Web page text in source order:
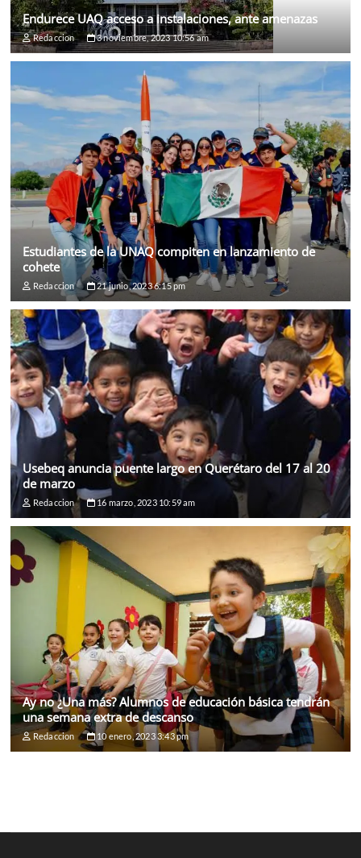
Endurece UAQ acceso a instalaciones, ante amenazas
Redaccion 3 noviembre, 2023 10:56 am
Estudiantes de la UNAQ compiten en lanzamiento de
cohete
Redaccion 21 junio, 2023 6:15 pm
Usebeq anuncia puente largo en Querétaro del 17 al 20
de marzo
Redaccion 16 marzo, 2023 10:59 am
Ay no ¿Una más? Alumnos de educación básica tendrán
una semana extra de descanso
Redaccion 10 enero, 2023 3:43 pm